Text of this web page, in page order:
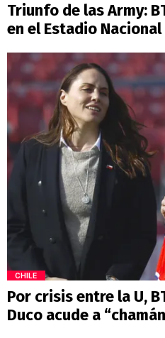
Triunfo de las Army:
en el Estadio Nacional
CHILE
Por crisis entre la U,
Duco acude a